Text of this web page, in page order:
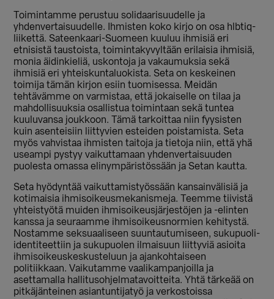
Toimintamme perustuu solidaarisuudelle ja
yhdenvertaisuudelle. Ihmisten koko kirjo on osa hlbtiq-
liikettä. Sateenkaari-Suomeen kuuluu ihmisiä eri
etnisistä taustoista, toimintakyvyltään erilaisia ihmisiä,
monia äidinkieliä, uskontoja ja vakaumuksia sekä
ihmisiä eri yhteiskuntaluokista. Seta on keskeinen
toimija tämän kirjon esiin tuomisessa. Meidän
tehtävämme on varmistaa, että jokaiselle on tilaa ja
mahdollisuuksia osallistua toimintaan sekä tuntea
kuuluvansa joukkoon. Tämä tarkoittaa niin fyysisten
kuin asenteisiin liittyvien esteiden poistamista. Seta
myös vahvistaa ihmisten taitoja ja tietoja niin, että yhä
useampi pystyy vaikuttamaan yhdenvertaisuuden
puolesta omassa elinympäristössään ja Setan kautta.
Seta hyödyntää vaikuttamistyössään kansainvälisiä ja
kotimaisia ihmisoikeusmekanismeja. Teemme tiivistä
yhteistyötä muiden ihmisoikeusjärjestöjen ja -elinten
kanssa ja seuraamme ihmisoikeusnormien kehitystä.
Nostamme seksuaaliseen suuntautumiseen, sukupuoli-
identiteettiin ja sukupuolen ilmaisuun liittyviä asioita
ihmisoikeuskeskusteluun ja ajankohtaiseen
politiikkaan. Vaikutamme vaalikampanjoilla ja
asettamalla hallitusohjelmatavoitteita. Yhtä tärkeää on
pitkäjänteinen asiantuntijatyö ja verkostoissa